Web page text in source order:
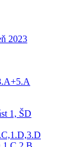
2023
1, ŠD